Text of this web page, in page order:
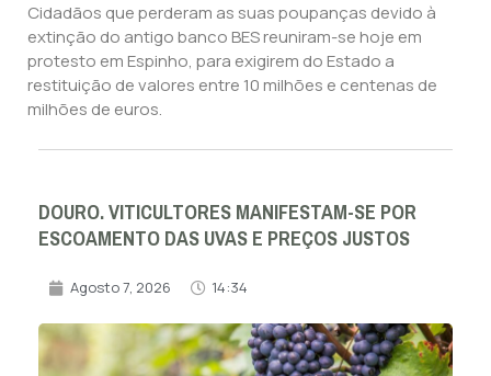
Cidadãos que perderam as suas poupanças devido à
extinção do antigo banco BES reuniram-se hoje em
protesto em Espinho, para exigirem do Estado a
restituição de valores entre 10 milhões e centenas de
milhões de euros.
DOURO. VITICULTORES MANIFESTAM-SE POR
ESCOAMENTO DAS UVAS E PREÇOS JUSTOS
Agosto 7, 2026 14:34